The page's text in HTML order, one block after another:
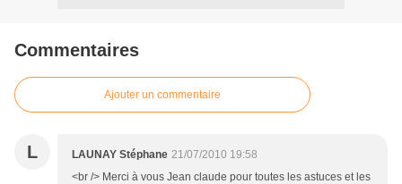
Commentaires
Ajouter un commentaire
L LAUNAY Stéphane 21/07/2010 19:58
<br /> Merci à vous Jean claude pour toutes les astuces et les